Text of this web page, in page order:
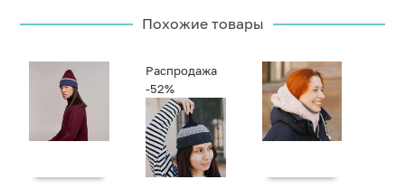
Похожие товары
Распродажа
-52%